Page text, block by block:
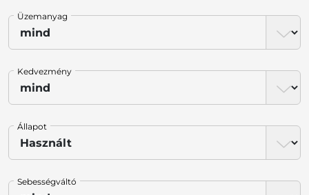
Üzemanyag
Kedvezmény
Állapot
Sebességváltó